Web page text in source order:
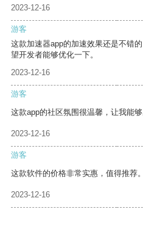
2023-12-16
游客
这款加速器app的加速效果还是不错
望开发者能够优化一下。
2023-12-16
游客
这款app的社区氛围很温馨，让我能够
2023-12-16
游客
这款软件的价格非常实惠，值得推荐。
2023-12-16